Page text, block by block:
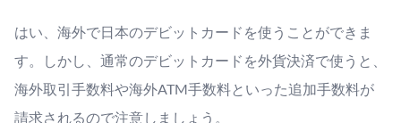
はい、海外で日本のデビットカードを使うことができま
す。しかし、通常のデビットカードを外貨決済で使うと、
海外取引手数料や海外ATM手数料といった追加手数料が
請求されるので注意しましょう。